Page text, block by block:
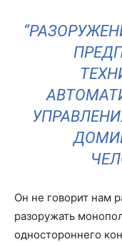
Он не говорит нам
разоружать
одностороннего